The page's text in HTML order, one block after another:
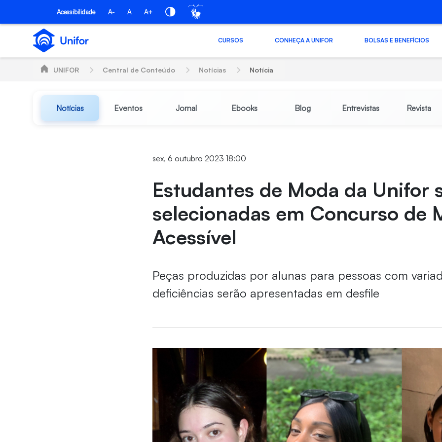
Pular para o Conteúdo principal
Acessibilidade A- A A+
CURSOS CONHEÇA A UNIFOR BOLSAS E BENEFÍCIOS
UNIFOR Central de Conteúdo Notícias Notícia
Notícias Eventos Jornal Ebooks Blog Entrevistas Revista
sex, 6 outubro 2023 18:00
Estudantes de Moda da Unifor
selecionadas em Concurso de
Acessível
Peças produzidas por alunas para pessoas com
deficiências serão apresentadas em desfile